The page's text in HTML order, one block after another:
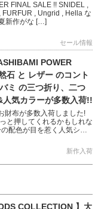
FINAL SALE !! SNIDEL ,
FURFUR , Ungrid , Hella な
新作がな […]
セール情報
POWER
石 と レザー のコント
ミ の三つ折り、二つ
気カラーが多数入荷!!
財布が多数入荷しました!
と押してくれるかもしれな
配色が目を惹く人気シリ
新作入荷
COLLECTION 】大